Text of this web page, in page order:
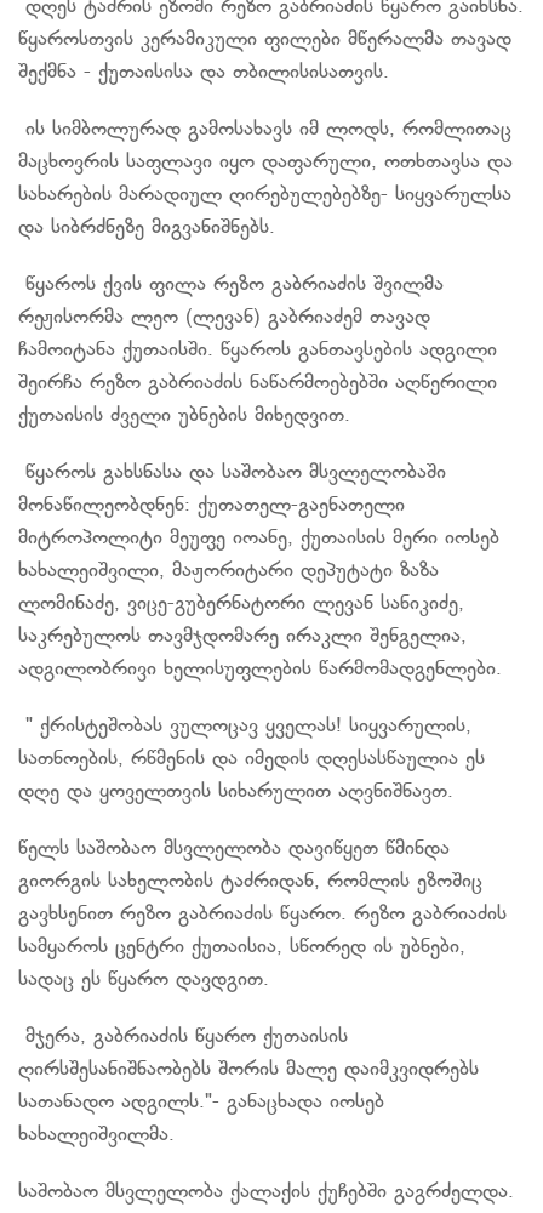
დღეს ტაძრის ეზოში რეზო გაბრიაძის წყარო გაიხსნა.
წყაროსთვის კერამიკული ფილები მწერალმა თავად
შექმნა - ქუთაისისა და თბილისისათვის.
ის სიმბოლურად გამოსახავს იმ ლოდს, რომლითაც
მაცხოვრის საფლავი იყო დაფარული, ოთხთავსა და
სახარების მარადიულ ღირებულებებზე- სიყვარულსა
და სიბრძნეზე მიგვანიშნებს.
წყაროს ქვის ფილა რეზო გაბრიაძის შვილმა
რეჟისორმა ლეო (ლევან) გაბრიაძემ თავად
ჩამოიტანა ქუთაისში. წყაროს განთავსების ადგილი
შეირჩა რეზო გაბრიაძის ნაწარმოებებში აღწერილი
ქუთაისის ძველი უბნების მიხედვით.
წყაროს გახსნასა და საშობაო მსვლელობაში
მონაწილეობდნენ: ქუთათელ-გაენათელი
მიტროპოლიტი მეუფე იოანე, ქუთაისის მერი იოსებ
ხახალეიშვილი, მაჟორიტარი დეპუტატი ზაზა
ლომინაძე, ვიცე-გუბერნატორი ლევან სანიკიძე,
საკრებულოს თავმჯდომარე ირაკლი შენგელია,
ადგილობრივი ხელისუფლების წარმომადგენლები.
" ქრისტეშობას ვულოცავ ყველას! სიყვარულის,
სათნოების, რწმენის და იმედის დღესასწაულია ეს
დღე და ყოველთვის სიხარულით აღვნიშნავთ.
წელს საშობაო მსვლელობა დავიწყეთ წმინდა
გიორგის სახელობის ტაძრიდან, რომლის ეზოშიც
გავხსენით რეზო გაბრიაძის წყარო. რეზო გაბრიაძის
სამყაროს ცენტრი ქუთაისია, სწორედ ის უბნები,
სადაც ეს წყარო დავდგით.
მჯერა, გაბრიაძის წყარო ქუთაისის
ღირსშესანიშნაობებს შორის მალე დაიმკვიდრებს
სათანადო ადგილს."- განაცხადა იოსებ
ხახალეიშვილმა.
საშობაო მსვლელობა ქალაქის ქუჩებში გაგრძელდა.